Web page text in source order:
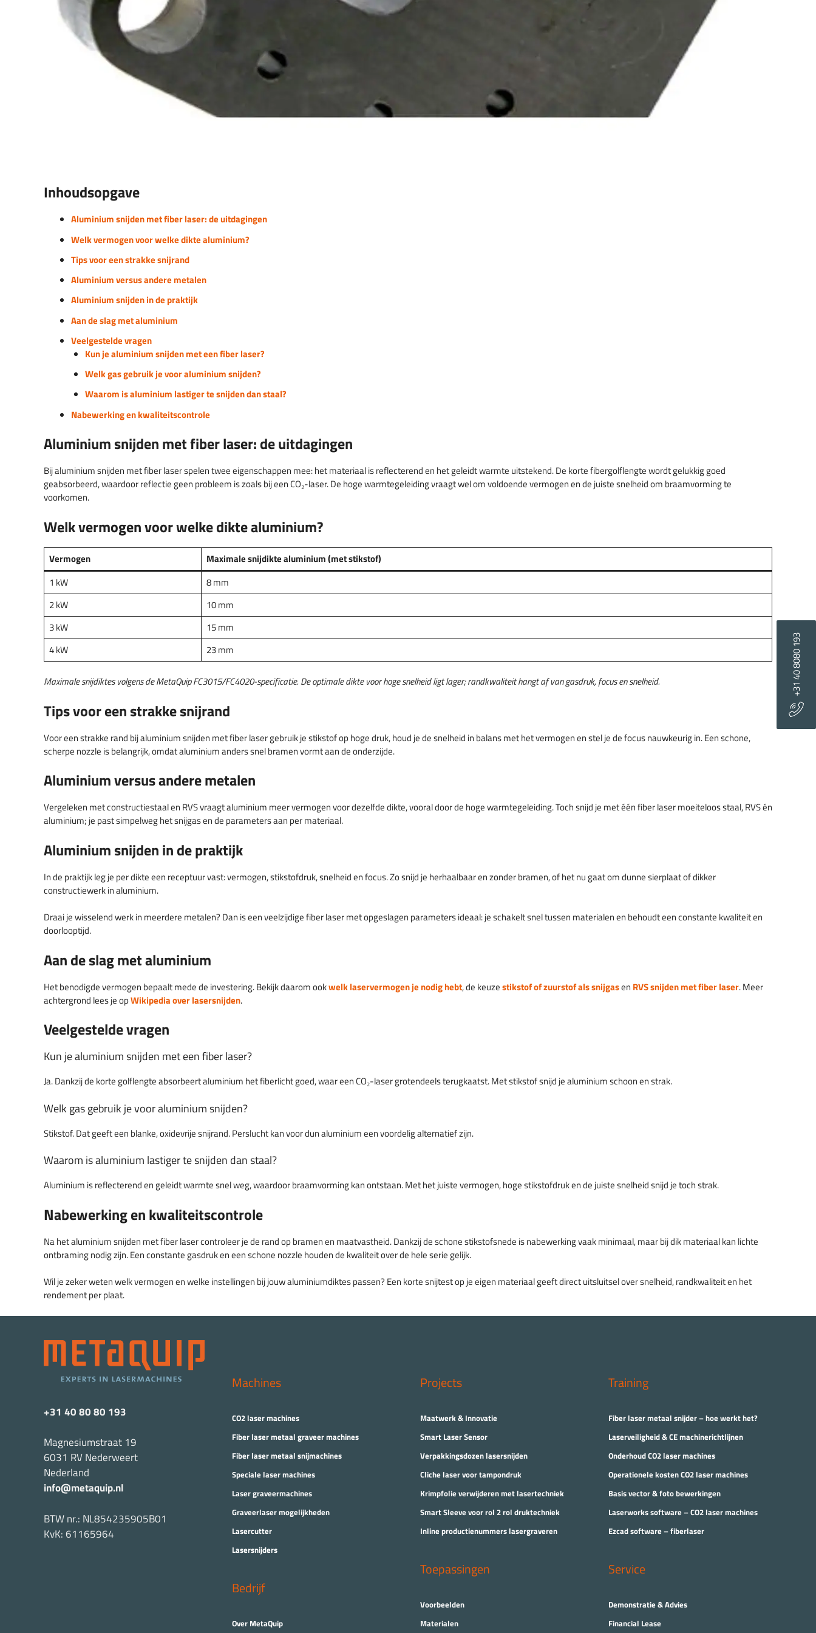
+31 40 8080 193
Inhoudsopgave
Aluminium snijden met fiber laser: de uitdagingen
Welk vermogen voor welke dikte aluminium?
Tips voor een strakke snijrand
Aluminium versus andere metalen
Aluminium snijden in de praktijk
Aan de slag met aluminium
Veelgestelde vragen
Kun je aluminium snijden met een fiber laser?
Welk gas gebruik je voor aluminium snijden?
Waarom is aluminium lastiger te snijden dan staal?
Nabewerking en kwaliteitscontrole
Aluminium snijden met fiber laser: de uitdagingen
Bij aluminium snijden met fiber laser spelen twee eigenschappen mee: het materiaal is reflecterend en het geleidt warmte uitstekend. De korte fibergolflengte wordt gelukkig goed
geabsorbeerd, waardoor reflectie geen probleem is zoals bij een CO₂-laser. De hoge warmtegeleiding vraagt wel om voldoende vermogen en de juiste snelheid om braamvorming te
voorkomen.
Welk vermogen voor welke dikte aluminium?
Vermogen
Maximale snijdikte aluminium (met stikstof)
1 kW
8 mm
2 kW
10 mm
3 kW
15 mm
4 kW
23 mm
Maximale snijdiktes volgens de MetaQuip FC3015/FC4020-specificatie. De optimale dikte voor hoge snelheid ligt lager; randkwaliteit hangt af van gasdruk, focus en snelheid.
Tips voor een strakke snijrand
Voor een strakke rand bij aluminium snijden met fiber laser gebruik je stikstof op hoge druk, houd je de snelheid in balans met het vermogen en stel je de focus nauwkeurig in. Een schone,
scherpe nozzle is belangrijk, omdat aluminium anders snel bramen vormt aan de onderzijde.
Aluminium versus andere metalen
Vergeleken met constructiestaal en RVS vraagt aluminium meer vermogen voor dezelfde dikte, vooral door de hoge warmtegeleiding. Toch snijd je met één fiber laser moeiteloos staal, RVS én
aluminium; je past simpelweg het snijgas en de parameters aan per materiaal.
Aluminium snijden in de praktijk
In de praktijk leg je per dikte een receptuur vast: vermogen, stikstofdruk, snelheid en focus. Zo snijd je herhaalbaar en zonder bramen, of het nu gaat om dunne sierplaat of dikker
constructiewerk in aluminium.
Draai je wisselend werk in meerdere metalen? Dan is een veelzijdige fiber laser met opgeslagen parameters ideaal: je schakelt snel tussen materialen en behoudt een constante kwaliteit en
doorlooptijd.
Aan de slag met aluminium
Het benodigde vermogen bepaalt mede de investering. Bekijk daarom ookwelk laservermogen je nodig hebt, de keuzestikstof of zuurstof als snijgasen RVS snijden met fiber laser. Meer
achtergrond lees je opWikipedia over lasersnijden.
Veelgestelde vragen
Kun je aluminium snijden met een fiber laser?
Ja. Dankzij de korte golflengte absorbeert aluminium het fiberlicht goed, waar een CO₂-laser grotendeels terugkaatst. Met stikstof snijd je aluminium schoon en strak.
Welk gas gebruik je voor aluminium snijden?
Stikstof. Dat geeft een blanke, oxidevrije snijrand. Perslucht kan voor dun aluminium een voordelig alternatief zijn.
Waarom is aluminium lastiger te snijden dan staal?
Aluminium is reflecterend en geleidt warmte snel weg, waardoor braamvorming kan ontstaan. Met het juiste vermogen, hoge stikstofdruk en de juiste snelheid snijd je toch strak.
Nabewerking en kwaliteitscontrole
Na het aluminium snijden met fiber laser controleer je de rand op bramen en maatvastheid. Dankzij de schone stikstofsnede is nabewerking vaak minimaal, maar bij dik materiaal kan lichte
ontbraming nodig zijn. Een constante gasdruk en een schone nozzle houden de kwaliteit over de hele serie gelijk.
Wil je zeker weten welk vermogen en welke instellingen bij jouw aluminiumdiktes passen? Een korte snijtest op je eigen materiaal geeft direct uitsluitsel over snelheid, randkwaliteit en het
rendement per plaat.
+31 40 80 80 193
Magnesiumstraat 19
6031 RV Nederweert
Nederland
info@metaquip.nl
BTW nr.: NL854235905B01
KvK: 61165964
Machines
CO2 laser machines
Fiber laser metaal graveer machines
Fiber laser metaal snijmachines
Speciale laser machines
Laser graveermachines
Graveerlaser mogelijkheden
Lasercutter
Lasersnijders
Bedrijf
Over MetaQuip
Projects
Maatwerk & Innovatie
Smart Laser Sensor
Verpakkingsdozen lasersnijden
Cliche laser voor tampondruk
Krimpfolie verwijderen met lasertechniek
Smart Sleeve voor rol 2 rol druktechniek
Inline productienummers lasergraveren
Toepassingen
Voorbeelden
Materialen
Training
Fiber laser metaal snijder – hoe werkt het?
Laserveiligheid & CE machinerichtlijnen
Onderhoud CO2 laser machines
Operationele kosten CO2 laser machines
Basis vector & foto bewerkingen
Laserworks software – CO2 laser machines
Ezcad software – fiberlaser
Service
Demonstratie & Advies
Financial Lease